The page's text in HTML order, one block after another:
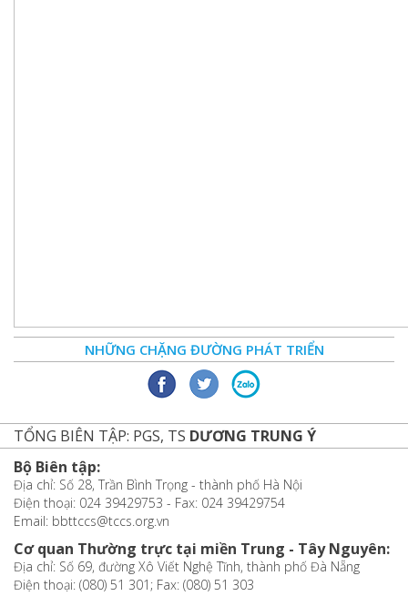
NHỮNG CHẶNG ĐƯỜNG PHÁT TRIỂN
TỔNG BIÊN TẬP: PGS, TS DƯƠNG TRUNG Ý
Bộ Biên tập:
Địa chỉ: Số 28, Trần Bình Trọng - thành phố Hà Nội
Điện thoại: 024 39429753 - Fax: 024 39429754
Email: bbttccs@tccs.org.vn
Cơ quan Thường trực tại miền Trung - Tây Nguyên:
Địa chỉ: Số 69, đường Xô Viết Nghệ Tĩnh, thành phố Đà Nẵng
Điện thoại: (080) 51 301; Fax: (080) 51 303